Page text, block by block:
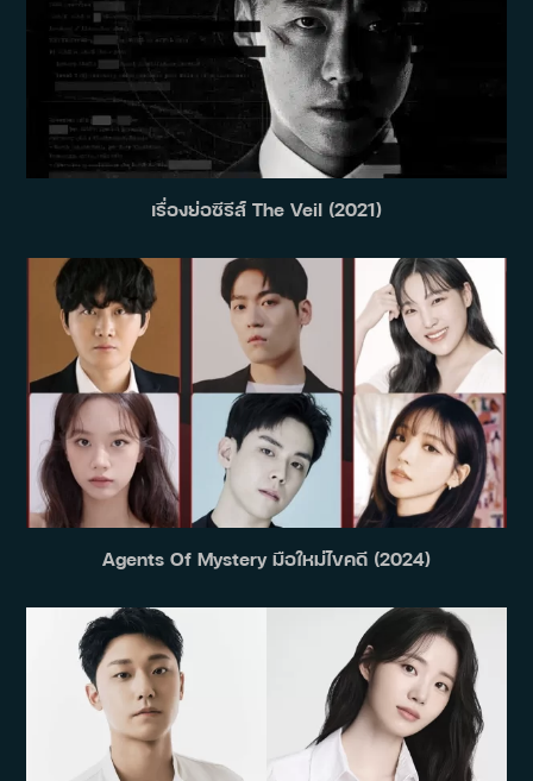
เรื่องย่อซีรีส์ The Veil (2021)
Agents Of Mystery มือใหม่ไขคดี (2024)